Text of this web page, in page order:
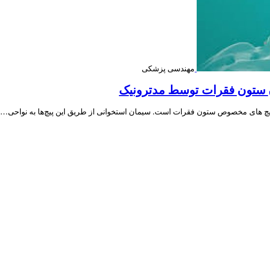
مهندسی پزشکی
فقرات توسط مدترونیک
های مخصوص ستون فقرات است. سیمان استخوانی از طریق این پیچ‌ها به نواحی…